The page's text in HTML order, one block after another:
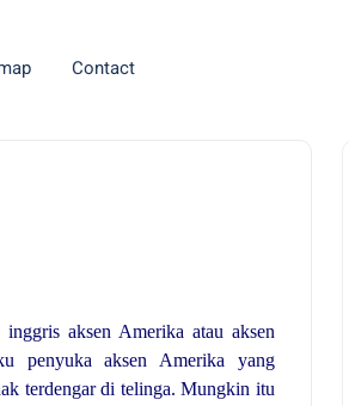
Contact
aksen Amerika atau aksen
penyuka aksen Amerika yang
terdengar di telinga. Mungkin itu